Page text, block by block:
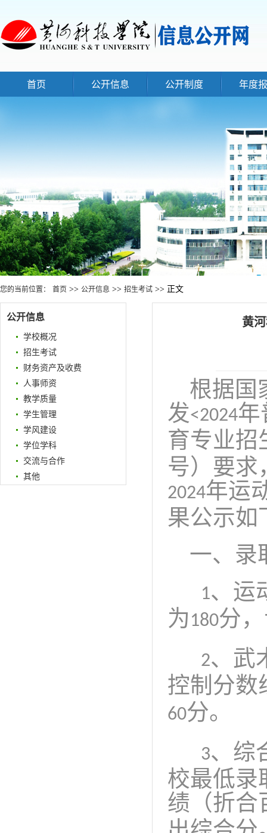
首页 公开信息 公开制度 年度
您的当前位置： 首页 >> 公开信息 >> 招生考试 >> 正文
公开信息
学校概况
招生考试
财务资产及收费
人事师资
教学质量
学生管理
学风建设
学位学科
交流与合作
其他
黄
根据国
发<2024年
育专业招
号）要求
2024年运
果公示如
一、录
1、运
为 180分
2、武
控制分数
60分。
3、综
校最低录
绩（折合